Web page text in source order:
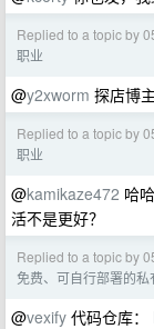
Replied to a topic by
职业
@y2xworm 探店博
Replied to a topic by
职业
@kamikaze472 哈
活不是更好？
Replied to a topic by
免费、可自行部署的私
@vexify 代码仓库：